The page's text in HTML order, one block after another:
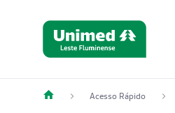
Acesso Rápido